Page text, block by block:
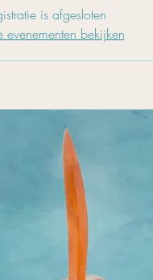
is afgesloten
evenementen bekijken